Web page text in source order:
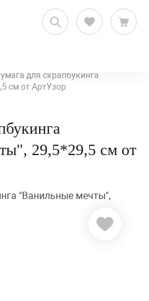
скрапбукинга
для скрапбукинга
см от АртУзор
29,5*29,5 см от